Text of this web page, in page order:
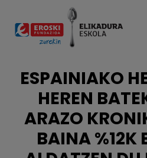
Skip to main content
ESPAINIAKO
HEREN
ARAZO
BAINA %12K